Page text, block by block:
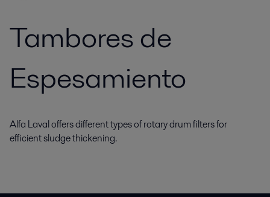
Tambores de
Espesamiento
Alfa Laval offers different types of rotary drum filters for
efficient sludge thickening.